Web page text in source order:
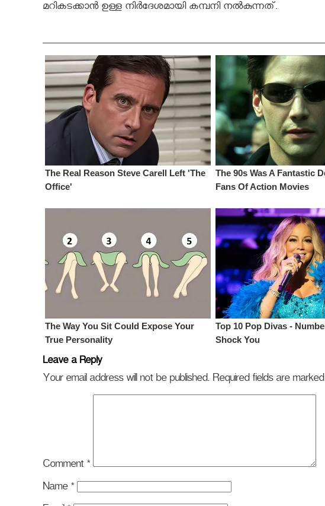
മറികടക്കാന്‍ ഉള്ള നിര്‍ദേശമായി കമ്പനി നല്‍കുന്നത്.
Leave a Reply
Your email address will not be published. Required fields are marked
Comment *
Name *